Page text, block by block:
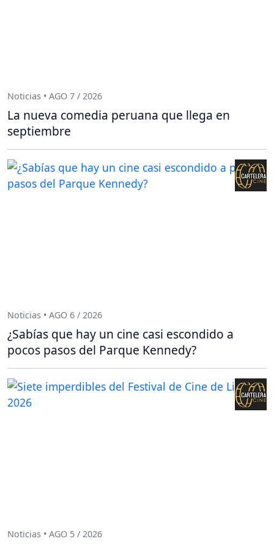
Noticias • AGO 7 / 2026
La nueva comedia peruana que llega en
septiembre
Noticias • AGO 6 / 2026
¿Sabías que hay un cine casi escondido a
pocos pasos del Parque Kennedy?
Noticias • AGO 5 / 2026